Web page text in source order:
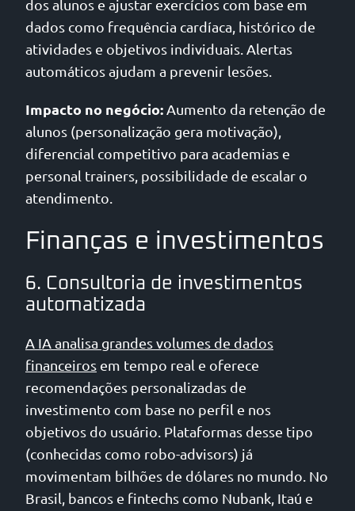
dos alunos e ajustar exercícios com base em
dados como frequência cardíaca, histórico de
atividades e objetivos individuais. Alertas
automáticos ajudam a prevenir lesões.
Impacto no negócio:Aumento da retenção de
alunos (personalização gera motivação),
diferencial competitivo para academias e
personal trainers, possibilidade de escalar o
atendimento.
Finanças e investimentos
6. Consultoria de investimentos
automatizada
A IA analisa grandes volumes de dados
financeiros em tempo real e oferece
recomendações personalizadas de
investimento com base no perfil e nos
objetivos do usuário. Plataformas desse tipo
(conhecidas como robo-advisors) já
movimentam bilhões de dólares no mundo. No
Brasil, bancos e fintechs como Nubank, Itaú e